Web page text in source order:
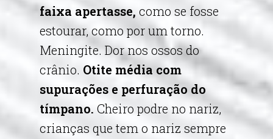
faixa apertasse, como se fosse
estourar, como por um torno.
Meningite. Dor nos ossos do
crânio. Otite média com
supurações e perfuração do
tímpano. Cheiro podre no nariz,
crianças que tem o nariz sempre